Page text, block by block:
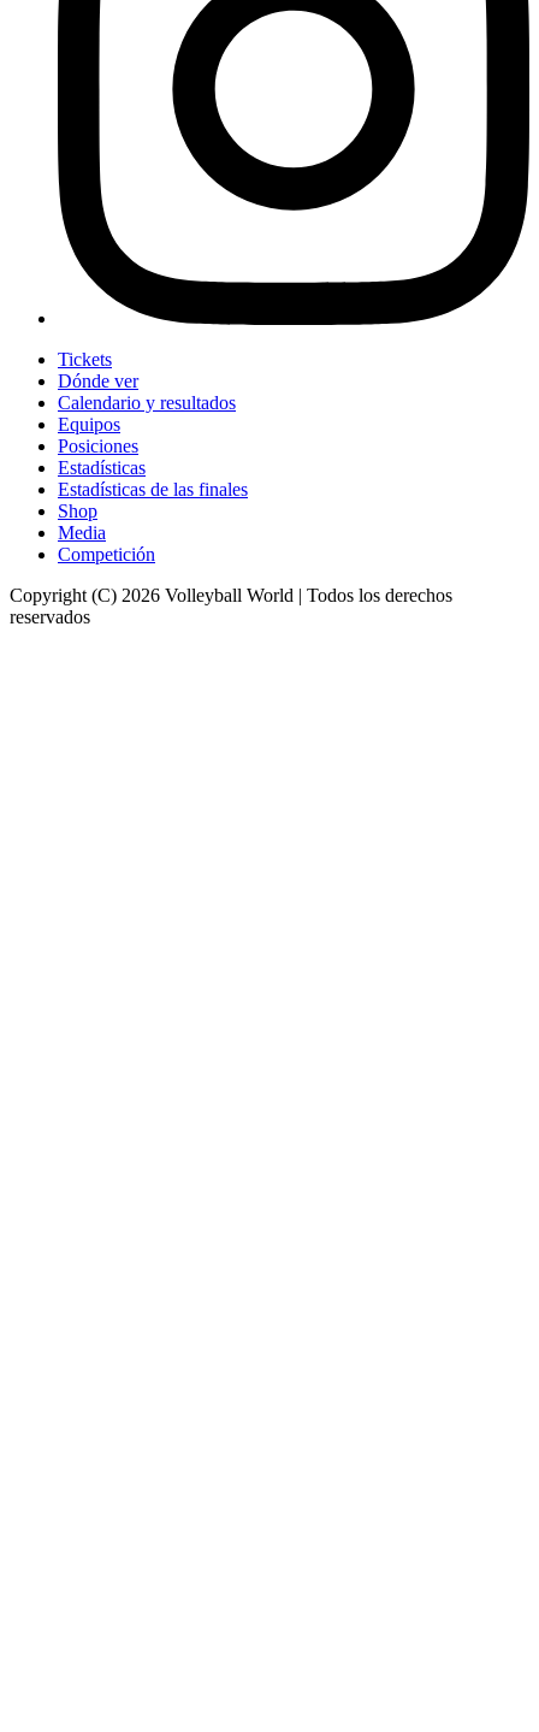
Tickets
Dónde ver
Calendario y resultados
Equipos
Posiciones
Estadísticas
Estadísticas de las finales
Shop
Media
Competición
Copyright (C) 2026 Volleyball World | Todos los derechos
reservados